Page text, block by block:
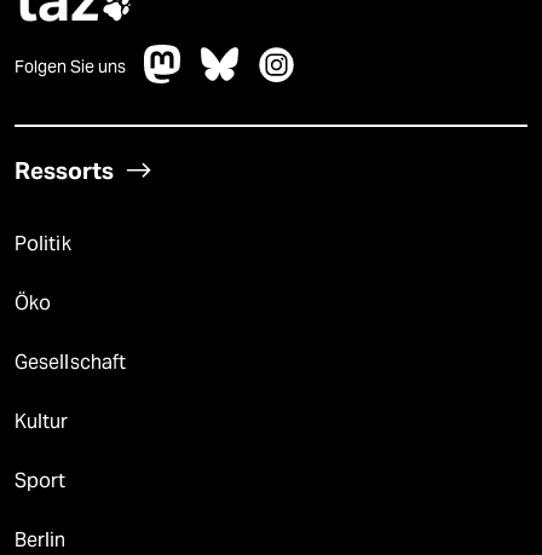
Folgen Sie uns
Ressorts
Politik
Öko
Gesellschaft
Kultur
Sport
Berlin